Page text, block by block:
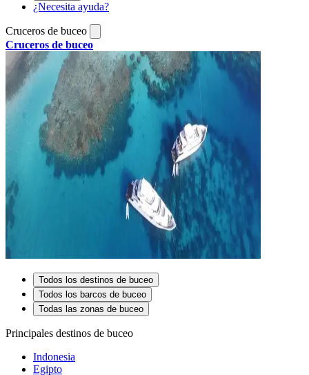
¿Necesita ayuda?
Cruceros de buceo
Cruceros de buceo
Todos los destinos de buceo
Todos los barcos de buceo
Todas las zonas de buceo
Principales destinos de buceo
Indonesia
Egipto